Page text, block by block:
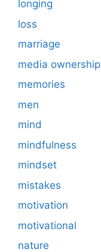
longing
loss
marriage
media ownership
memories
men
mind
mindfulness
mindset
mistakes
motivation
motivational
nature